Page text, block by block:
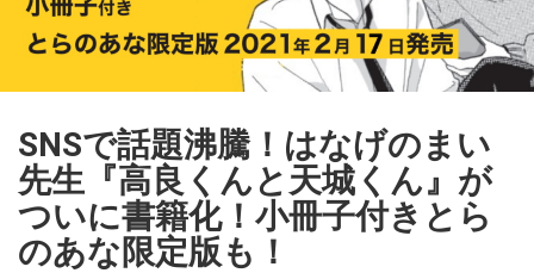
SNSで話題沸騰！はなげのまい
先生『高良くんと天城くん』が
ついに書籍化！小冊子付きとら
のあな限定版も！